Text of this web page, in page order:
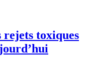
toxiques